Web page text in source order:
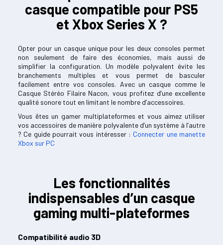
casque compatible pour PS5
et Xbox Series X ?
Opter pour un casque unique pour les deux consoles permet
non seulement de faire des économies, mais aussi de
simplifier la configuration. Un modèle polyvalent évite les
branchements multiples et vous permet de basculer
facilement entre vos consoles. Avec un casque comme le
Casque Stéréo Filaire Nacon, vous profitez d’une excellente
qualité sonore tout en limitant le nombre d’accessoires.
Vous êtes un gamer multiplateformes et vous aimez utiliser
vos accessoires de manière polyvalente d’un système à l’autre
? Ce guide pourrait vous intéresser : Connecter une manette
Xbox sur PC
Les fonctionnalités
indispensables d’un casque
gaming multi-plateformes
Compatibilité audio 3D